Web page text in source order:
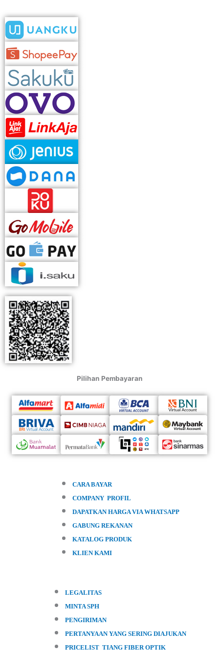
Pilihan Pembayaran
CARA BAYAR
COMPANY PROFIL
DAPATKAN HARGA VIA WHATSAPP
GABUNG REKANAN
KATALOG PRODUK
KLIEN KAMI
LEGALITAS
MINTA SPH
PENGIRIMAN
PERTANYAAN YANG SERING DIAJUKAN
PRICELIST TIANG FIBER OPTIK